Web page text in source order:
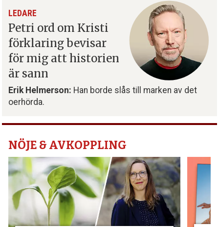
LEDARE
Petri ord om Kristi
förklaring bevisar
för mig att historien
är sann
Erik Helmerson: Han borde slås till marken av det
oerhörda.
NÖJE & AVKOPPLING